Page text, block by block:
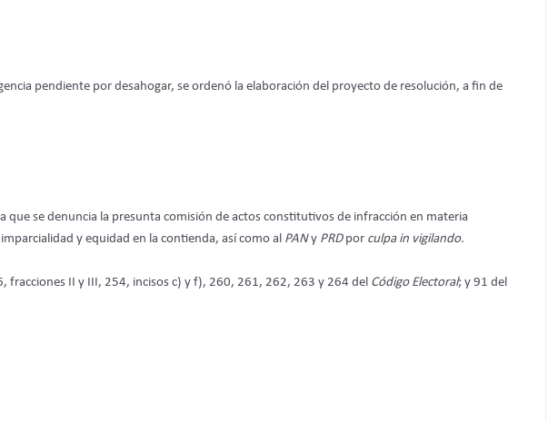
pendiente por desahogar, se ordenó la elaboración del proyecto de resolución, a fin de
se denuncia la presunta comisión de actos constitutivos de infracción en materia
y equidad en la contienda, así como al PANy PRDpor culpa in vigilando.
fracciones II y III, 254, incisos c) y f), 260, 261, 262, 263 y 264 del Código Electoral; y 91 del